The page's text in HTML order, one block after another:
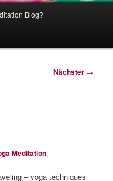
Blog?
Nächster →
Meditation
– yoga techniques